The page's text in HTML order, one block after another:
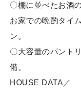
〇棚に並べたお酒
お家での晩酌タイ
ン。
〇大容量のパント
備。
HOUSE DATA／